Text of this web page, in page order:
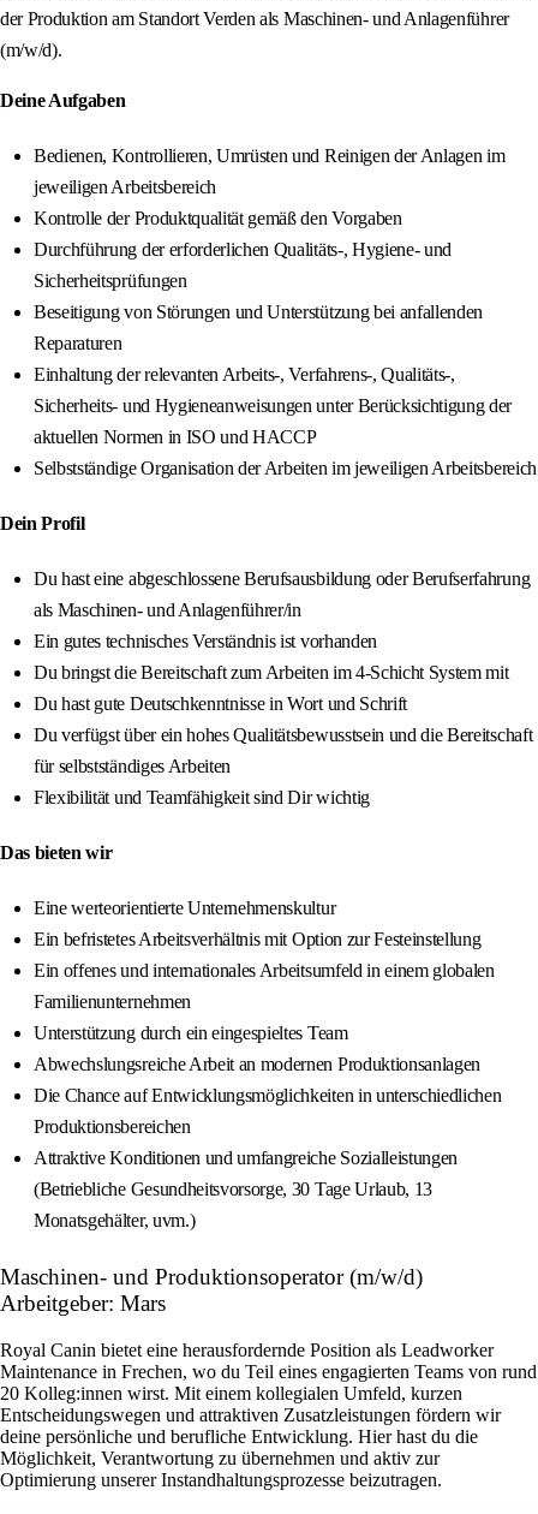
der Produktion am Standort Verden als Maschinen- und Anlagenführer
(m/w/d).
Deine Aufgaben
Bedienen, Kontrollieren, Umrüsten und Reinigen der Anlagen im
jeweiligen Arbeitsbereich
Kontrolle der Produktqualität gemäß den Vorgaben
Durchführung der erforderlichen Qualitäts-, Hygiene- und
Sicherheitsprüfungen
Beseitigung von Störungen und Unterstützung bei anfallenden
Reparaturen
Einhaltung der relevanten Arbeits-, Verfahrens-, Qualitäts-,
Sicherheits- und Hygieneanweisungen unter Berücksichtigung der
aktuellen Normen in ISO und HACCP
Selbstständige Organisation der Arbeiten im jeweiligen Arbeitsbereich
Dein Profil
Du hast eine abgeschlossene Berufsausbildung oder Berufserfahrung
als Maschinen- und Anlagenführer/in
Ein gutes technisches Verständnis ist vorhanden
Du bringst die Bereitschaft zum Arbeiten im 4-Schicht System mit
Du hast gute Deutschkenntnisse in Wort und Schrift
Du verfügst über ein hohes Qualitätsbewusstsein und die Bereitschaft
für selbstständiges Arbeiten
Flexibilität und Teamfähigkeit sind Dir wichtig
Das bieten wir
Eine werteorientierte Unternehmenskultur
Ein befristetes Arbeitsverhältnis mit Option zur Festeinstellung
Ein offenes und internationales Arbeitsumfeld in einem globalen
Familienunternehmen
Unterstützung durch ein eingespieltes Team
Abwechslungsreiche Arbeit an modernen Produktionsanlagen
Die Chance auf Entwicklungsmöglichkeiten in unterschiedlichen
Produktionsbereichen
Attraktive Konditionen und umfangreiche Sozialleistungen
(Betriebliche Gesundheitsvorsorge, 30 Tage Urlaub, 13
Monatsgehälter, uvm.)
Maschinen- und Produktionsoperator (m/w/d)
Arbeitgeber: Mars
Royal Canin bietet eine herausfordernde Position als Leadworker
Maintenance in Frechen, wo du Teil eines engagierten Teams von rund
20 Kolleg:innen wirst. Mit einem kollegialen Umfeld, kurzen
Entscheidungswegen und attraktiven Zusatzleistungen fördern wir
deine persönliche und berufliche Entwicklung. Hier hast du die
Möglichkeit, Verantwortung zu übernehmen und aktiv zur
Optimierung unserer Instandhaltungsprozesse beizutragen.